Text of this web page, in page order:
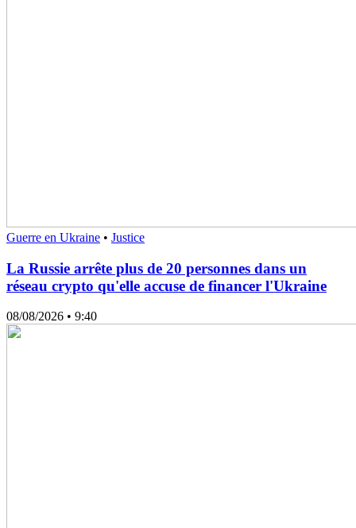
Guerre en Ukraine • Justice
La Russie arrête plus de 20 personnes dans un
réseau crypto qu'elle accuse de financer l'Ukraine
08/08/2026 • 9:40